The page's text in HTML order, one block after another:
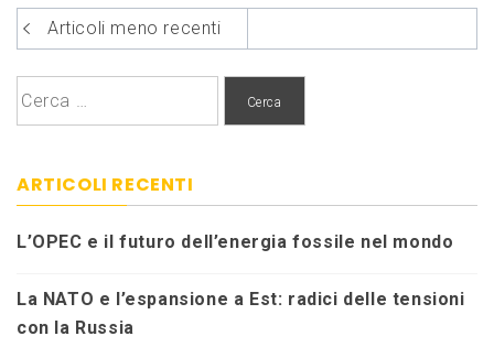
Navigazione
articoli
Articoli meno recenti
Ricerca
ARTICOLI RECENTI
L’OPEC e il futuro dell’energia fossile nel mondo
La NATO e l’espansione a Est: radici delle tensioni
con la Russia